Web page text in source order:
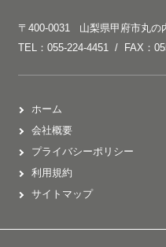
〒400-0031 山梨県甲府市丸の
TEL：055-224-4451 / FAX：
ホーム
会社概要
プライバシーポリシー
利用規約
サイトマップ